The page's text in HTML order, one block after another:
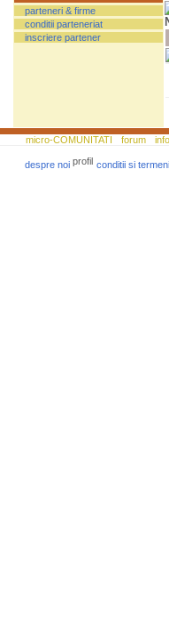
parteneri & firme
conditii parteneriat
inscriere partener
micro-COMUNITATI forum
despre noi conditii si